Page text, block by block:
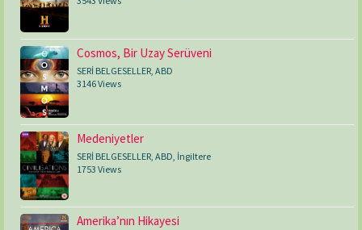
Cosmos, Bir Uzay Serüveni
SERİ BELGESELLER ABD
3146 Views
Medeniyetler
SERİ BELGESELLER ABD İngiltere
1753 Views
Amerika’nın Hikayesi